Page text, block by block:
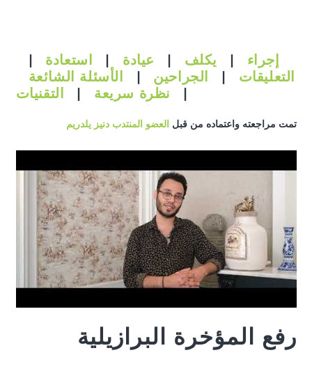
إجراء | يكلف | عيادة | استعادة
|
التعليقات
| الجراحين |
الأسئلة الشائعة
|
نظرة سريعة | التقنيات
تمت مراجعته واعتماده من قبل العضو المنتدب دنيز يلدريم
رفع المؤخرة البرازيلية